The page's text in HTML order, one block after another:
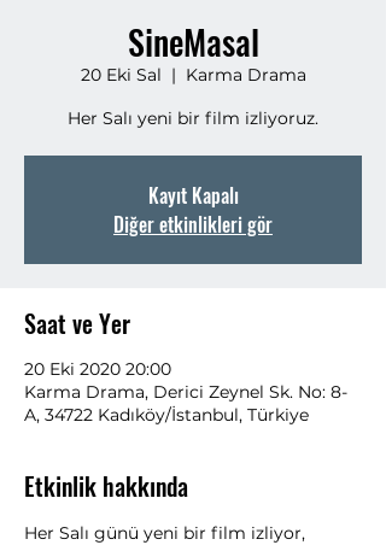
SineMasal
20 Eki Sal
  |
Karma Drama
Her Salı yeni bir film izliyoruz.
Kayıt Kapalı
Diğer etkinlikleri gör
Saat ve Yer
20 Eki 2020 20:00
Karma Drama, Derici Zeynel Sk. No: 8-
A, 34722 Kadıköy/İstanbul, Türkiye
Etkinlik hakkında
Her Salı günü yeni bir film izliyor,